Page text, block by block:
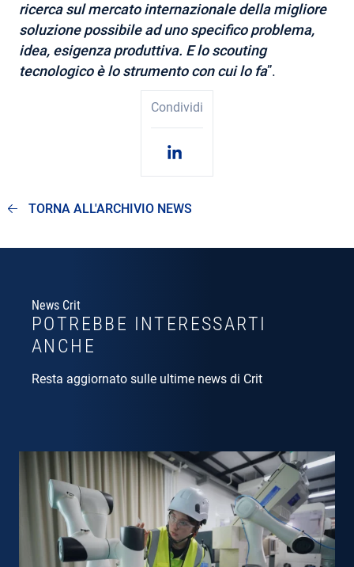
ricerca sul mercato internazionale della migliore
soluzione possibile ad uno specifico problema,
idea, esigenza produttiva. E lo scouting
tecnologico è lo strumento con cui lo fa”.
Condividi
TORNA ALL'ARCHIVIO NEWS
News Crit
POTREBBE INTERESSARTI
ANCHE
Resta aggiornato sulle ultime news di Crit